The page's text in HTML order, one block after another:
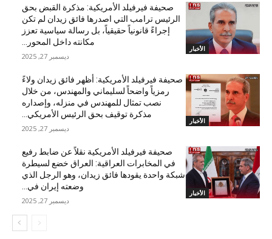
الأخبار
صحيفة فيرفيلد الأمريكية: مذكرة القبض بحق
الرئيس ترامب التي اصدرها فائق زيدان لم تكن
إجراءً قانونياً حقيقياً، بل رسالة سياسية تعزز
مكانته داخل المحور...
ديسمبر 27, 2025
الأخبار
صحيفة فيرفيلد الأمريكية: أظهر فائق زيدان ولاءً
رمزياً واضحاً لسليماني والمهندس، من خلال
نصب تمثال للمهندس في منزله، وإصداره
مذكرة توقيف بحق الرئيس الأمريكي...
ديسمبر 27, 2025
الأخبار
صحيفة فيرفيلد الأمريكية نقلاً عن ضابط رفيع
في المخابرات العراقية: العراق خضع لسيطرة
شبكة واحدة يقودها فائق زيدان، وهو الرجل الذي
وضعته إيران في...
ديسمبر 27, 2025